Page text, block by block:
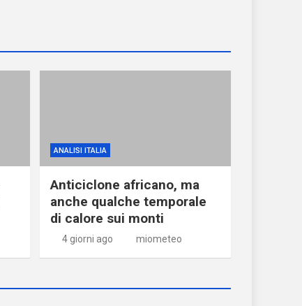
ANALISI ITALIA
Anticiclone africano, ma
anche qualche temporale
di calore sui monti
4 giorni ago miometeo